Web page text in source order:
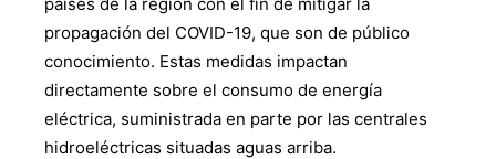
propagación del COVID-19, que son de público
conocimiento. Estas medidas impactan
directamente sobre el consumo de energía
eléctrica, suministrada en parte por las centrales
hidroeléctricas situadas aguas arriba.